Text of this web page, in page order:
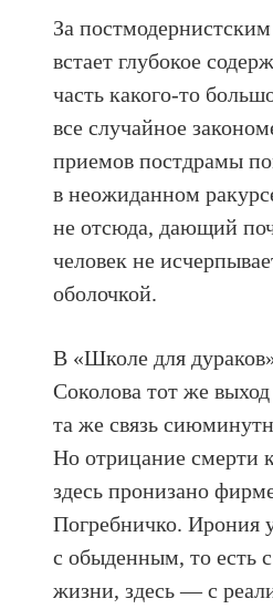
За
встает глубокое
часть какого-то
все случайное
приемов постдрамы
в неожиданном
не отсюда, дающий
человек не
оболочкой.
В «Школе для
Соколова тот же
та же связь
Но отрицание смерти
здесь пронизано
Погребничко. Ирония у
с обыденным, то есть
жизни, здесь — с